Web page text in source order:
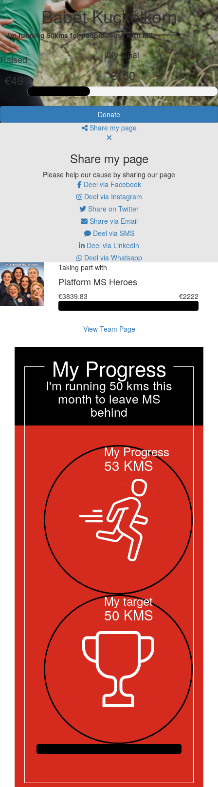
Babet Kuckelkorn
I'm running 50kms for people living with MS
Raised
€49
My Goal
€150
Donate
Share my page
Share my page
Please help our cause by sharing our page
Deel via Facebook
Deel via Instagram
Share on Twitter
Share via Email
Deel via SMS
Deel via Linkedin
Deel via Whatsapp
Taking part with
Platform MS Heroes
€3839.83 €2222
View Team Page
My Progress
I'm running 50 kms this
month to leave MS
behind
My Progress
53 KMS
My target
50 KMS